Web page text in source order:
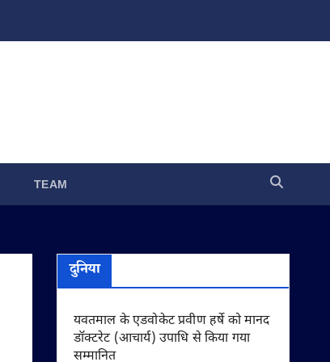
TEAM
दुनिया
यवतमाल के एडवोकेट प्रवीण हर्षे को मानद
डॉक्टरेट (आचार्य) उपाधि से किया गया
सम्मानित